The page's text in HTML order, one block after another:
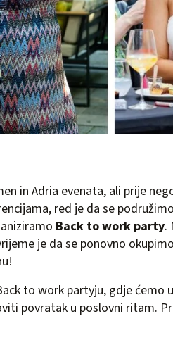
in Adria evenata, ali prije
red je da se
Back to work party.
je da se ponovno
to work partyju, gdje ćemo
povratak u poslovni ritam.